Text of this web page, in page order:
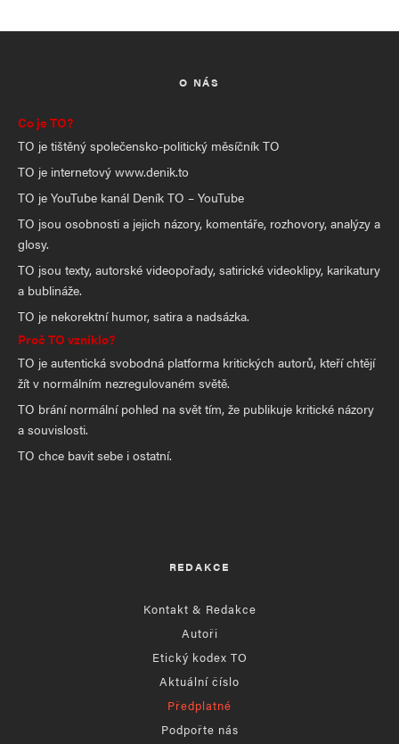
O NÁS
Co je TO?
TO je tištěný společensko-politický měsíčník TO
TO je internetový www.denik.to
TO je YouTube kanál Deník TO – YouTube
TO jsou osobnosti a jejich názory, komentáře, rozhovory, analýzy a
glosy.
TO jsou texty, autorské videopořady, satirické videoklipy, karikatury
a bublináže.
TO je nekorektní humor, satira a nadsázka.
Proč TO vzniklo?
TO je autentická svobodná platforma kritických autorů, kteří chtějí
žít v normálním nezregulovaném světě.
TO brání normální pohled na svět tím, že publikuje kritické názory
a souvislosti.
TO chce bavit sebe i ostatní.
REDAKCE
Kontakt & Redakce
Autoři
Etický kodex TO
Aktuální číslo
Předplatné
Podpořte nás